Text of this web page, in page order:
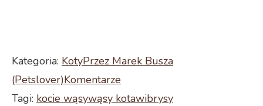
Kategoria: KotyPrzez Marek Busza
(Petslover)Komentarze
Tagi: kocie wąsywąsy kotawibrysy